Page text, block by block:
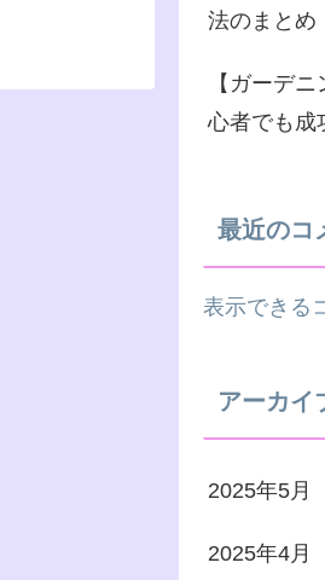
法のまとめ
【ガーデ
心者でも成
最近のコ
表示できる
アーカイ
2025年5月
2025年4月